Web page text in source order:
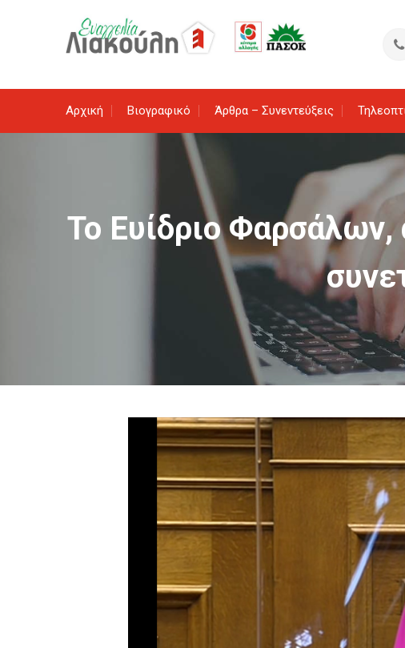
Αρχική Βιογραφικό Άρθρα – Συνεντεύξεις
Το Ευίδριο Φαρσάλων,